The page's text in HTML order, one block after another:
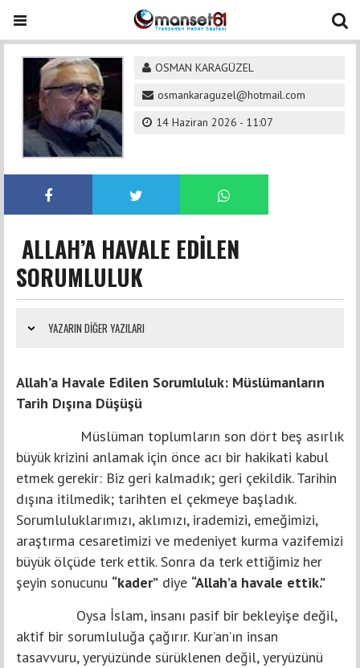
OSMAN KARAGÜZEL
osmankaraguzel@hotmail.com
14 Haziran 2026 - 11:07
ALLAH’A HAVALE EDİLEN
SORUMLULUK
YAZARIN DIĞER YAZILARI
Allah’a Havale Edilen Sorumluluk: Müslümanların
Tarih Dışına Düşüşü
Müslüman toplumların son dört beş asırlık
büyük krizini anlamak için önce acı bir hakikati kabul
etmek gerekir: Biz geri kalmadık; geri çekildik. Tarihin
dışına itilmedik; tarihten el çekmeye başladık.
Sorumluluklarımızı, aklımızı, irademizi, emeğimizi,
araştırma cesaretimizi ve medeniyet kurma vazifemizi
büyük ölçüde terk ettik. Sonra da terk ettiğimiz her
şeyin sonucunu “kader” diye “Allah’a havale ettik.”
Oysa İslam, insanı pasif bir bekleyişe değil,
aktif bir sorumluluğa çağırır. Kur’an’ın insan
tasavvuru, yeryüzünde sürüklenen değil, yeryüzünü